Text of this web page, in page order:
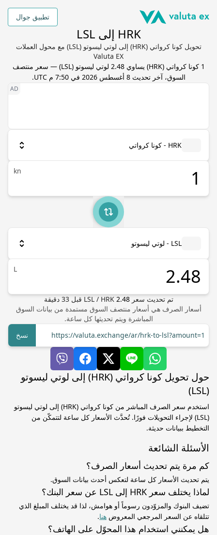
تطبيق جوال
HRK إلى LSL
تحويل كونا كرواتي (HRK) إلى لوتي ليسوتو (LSL) مع محول العملات
Valuta EX
1 كونا كرواتي (
HRK) يساوي2.48 لوتي ليسوتو (
LSL) — سعر منتصف
السوق، آخر تحديث8 أغسطس 2026 في 7:50 م UTC .
HRK - كونا كرواتي
kn
LSL - لوتي ليسوتو
L
تم تحديث سعر LSL/ HRK 2.48 قبل33 دقيقة
أسعار الصرف هي أسعار منتصف السوق مستمدة من بيانات السوق
المباشرة ويتم تحديثها كل ساعة.
https://valuta.exchange/ar/hrk-to-lsl?amount=1
نسخ
حول تحويل كونا كرواتي (HRK) إلى لوتي ليسوتو
(LSL)
استخدم سعر الصرف المباشر من كونا كرواتي (HRK) إلى لوتي ليسوتو
(LSL) لإجراء التحويلات فورًا. تُحدَّث الأسعار كل ساعة لتتمكّن من
التخطيط ببيانات حديثة.
الأسئلة الشائعة
كم مرة يتم تحديث أسعار الصرف؟
يتم تحديث الأسعار كل ساعة لتعكس أحدث بيانات السوق.
لماذا يختلف سعر HRK إلى LSL عن سعر البنك؟
تضيف البنوك والمزوّدون رسوماً أو هوامش، لذا قد يختلف المبلغ الذي
تتلقاه عن السعر المرجعي المعروض هنا.
هل يمكنني استخدام هذا المحوّل على الهاتف؟